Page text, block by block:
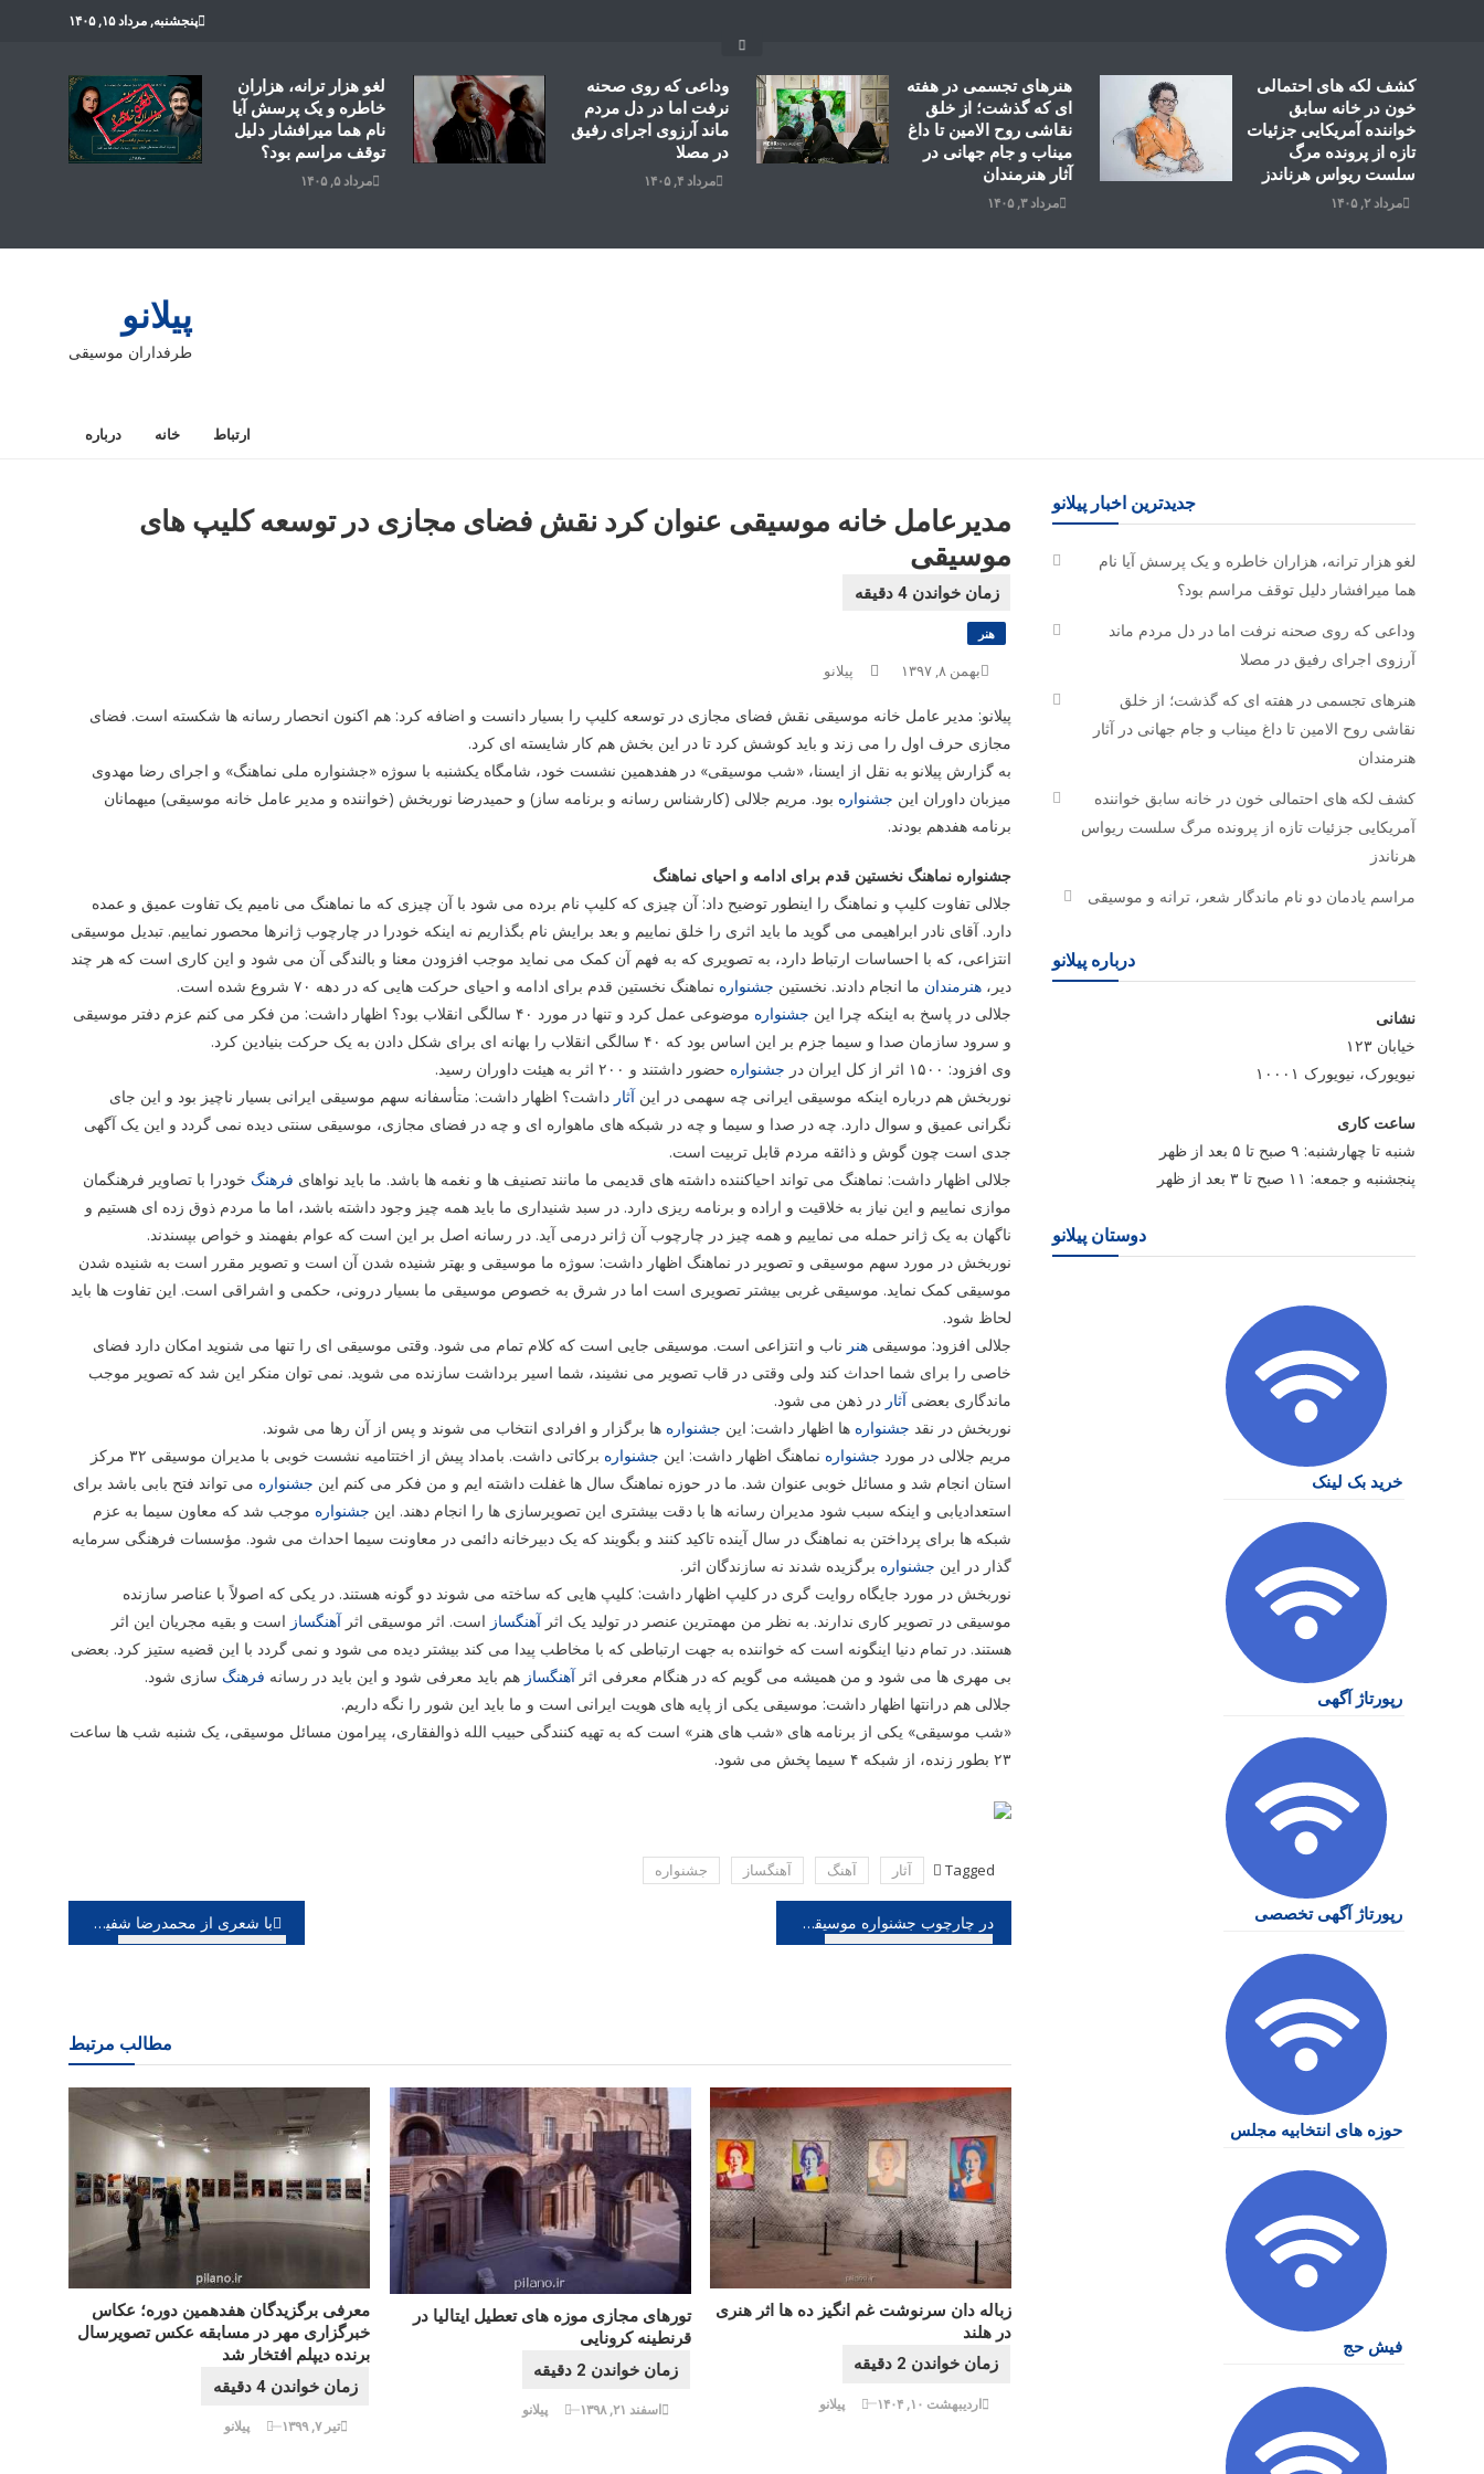
پنجشنبه, مرداد ۱۵, ۱۴۰۵
لغو هزار ترانه، هزاران
خاطره و یک پرسش آیا
نام هما میرافشار دلیل
توقف مراسم بود؟
مرداد ۵, ۱۴۰۵
وداعی که روی صحنه
نرفت اما در دل مردم
ماند آرزوی اجرای رفیق
در مصلا
مرداد ۴, ۱۴۰۵
هنرهای تجسمی در هفته
ای که گذشت؛ از خلق
نقاشی روح الامین تا داغ
میناب و جام جهانی در
آثار هنرمندان
مرداد ۳, ۱۴۰۵
کشف لکه های احتمالی
خون در خانه سابق
خواننده آمریکایی جزئیات
تازه از پرونده مرگ
سلست ریواس هرناندز
مرداد ۲, ۱۴۰۵
پیلانو
طرفداران موسیقی
ارتباط خانه درباره
مدیرعامل خانه موسیقی عنوان کرد نقش فضای مجازی در توسعه کلیپ های
موسیقی
هنر
بهمن ۸, ۱۳۹۷ پیلانو
پیلانو: مدیر عامل خانه موسیقی نقش فضای مجازی در توسعه کلیپ را بسیار دانست و اضافه کرد: هم اکنون انحصار رسانه ها شکسته است. فضای
مجازی حرف اول را می زند و باید کوشش کرد تا در این بخش هم کار شایسته ای کرد.
به گزارش پیلانو به نقل از ایسنا، «شب موسیقی» در هفدهمین نشست خود، شامگاه یکشنبه با سوژه «جشنواره ملی نماهنگ» و اجرای رضا مهدوی
میزبان داوران این جشنواره بود. مریم جلالی (کارشناس رسانه و برنامه ساز) و حمیدرضا نوربخش (خواننده و مدیر عامل خانه موسیقی) میهمانان
برنامه هفدهم بودند.
جشنواره نماهنگ نخستین قدم برای ادامه و احیای نماهنگ
جلالی تفاوت کلیپ و نماهنگ را اینطور توضیح داد: آن چیزی که کلیپ نام برده می شود با آن چیزی که ما نماهنگ می نامیم یک تفاوت عمیق و عمده
دارد. آقای نادر ابراهیمی می گوید ما باید اثری را خلق نماییم و بعد برایش نام بگذاریم نه اینکه خودرا در چارچوب ژانرها محصور نماییم. تبدیل موسیقی
انتزاعی، که با احساسات ارتباط دارد، به تصویری که به فهم آن کمک می نماید موجب افزودن معنا و بالندگی آن می شود و این کاری است که هر چند
دیر، هنرمندان ما انجام دادند. نخستین جشنواره نماهنگ نخستین قدم برای ادامه و احیای حرکت هایی که در دهه ۷۰ شروع شده است.
جلالی در پاسخ به اینکه چرا این جشنواره
موضوعی عمل کرد و تنها در مورد ۴۰ سالگی انقلاب بود؟ اظهار داشت: من فکر می کنم عزم دفتر موسیقی
و سرود سازمان صدا و سیما جزم بر این اساس بود که ۴۰ سالگی انقلاب را بهانه ای برای شکل دادن به یک حرکت بنیادین کرد.
وی افزود: ۱۵۰۰ اثر از کل ایران در
جشنواره حضور داشتند و ۲۰۰ اثر به هیئت داوران رسید.
نوربخش هم درباره اینکه موسیقی ایرانی چه سهمی در اینآثار داشت؟ اظهار داشت: متأسفانه سهم موسیقی ایرانی بسیار ناچیز بود و این جای
نگرانی عمیق و سوال دارد. چه در صدا و سیما و چه در شبکه های ماهواره ای و چه در فضای مجازی، موسیقی سنتی دیده نمی گردد و این یک آگهی
جدی است چون گوش و ذائقه مردم قابل تربیت است.
جلالی اظهار داشت: نماهنگ می تواند احیاکننده داشته های قدیمی ما مانند تصنیف ها و نغمه ها باشد. ما باید نواهای فرهنگ خودرا با تصاویر فرهنگمان
موازی نماییم و این نیاز به خلاقیت و اراده و برنامه ریزی دارد. در سبد شنیداری ما باید همه چیز وجود داشته باشد، اما ما مردم ذوق زده ای هستیم و
ناگهان به یک ژانر حمله می نماییم و همه چیز در چارچوب آن ژانر درمی آید. در رسانه اصل بر این است که عوام بفهمند و خواص بپسندند.
نوربخش در مورد سهم موسیقی و تصویر در نماهنگ اظهار داشت: سوژه ما موسیقی و بهتر شنیده شدن آن است و تصویر مقرر است به شنیده شدن
موسیقی کمک نماید. موسیقی غربی بیشتر تصویری است اما در شرق به خصوص موسیقی ما بسیار درونی، حکمی و اشراقی است. این تفاوت ها باید
لحاظ شود.
جلالی افزود: موسیقی هنر ناب و انتزاعی است. موسیقی جایی است که کلام تمام می شود. وقتی موسیقی ای را تنها می شنوید امکان دارد فضای
خاصی را برای شما احداث کند ولی وقتی در قاب تصویر می نشیند، شما اسیر برداشت سازنده می شوید. نمی توان منکر این شد که تصویر موجب
ماندگاری بعضیآثار در ذهن می شود.
نوربخش در نقد جشنواره ها اظهار داشت: این جشنواره ها برگزار و افرادی انتخاب می شوند و پس از آن رها می شوند.
مریم جلالی در مورد جشنواره نماهنگ اظهار داشت: این جشنواره
برکاتی داشت. بامداد پیش از اختتامیه نشست خوبی با مدیران موسیقی ۳۲ مرکز
استان انجام شد و مسائل خوبی عنوان شد. ما در حوزه نماهنگ سال ها غفلت داشته ایم و من فکر می کنم این جشنواره می تواند فتح بابی باشد برای
استعدادیابی و اینکه سبب شود مدیران رسانه ها با دقت بیشتری این تصویرسازی ها را انجام دهند. این جشنواره موجب شد که معاون سیما به عزم
شبکه ها برای پرداختن به نماهنگ در سال آینده تاکید کنند و بگویند که یک دبیرخانه دائمی در معاونت سیما احداث می شود. مؤسسات فرهنگی سرمایه
گذار در این جشنواره برگزیده شدند نه سازندگان اثر.
نوربخش در مورد جایگاه روایت گری در کلیپ اظهار داشت: کلیپ هایی که ساخته می شوند دو گونه هستند. در یکی که اصولاً با عناصر سازنده
موسیقی در تصویر کاری ندارند. به نظر من مهمترین عنصر در تولید یک اثرآهنگساز است. اثر موسیقی اثرآهنگساز است و بقیه مجریان این اثر
هستند. در تمام دنیا اینگونه است که خواننده به جهت ارتباطی که با مخاطب پیدا می کند بیشتر دیده می شود و نمی گردد با این قضیه ستیز کرد. بعضی
بی مهری ها می شود و من همیشه می گویم که در هنگام معرفی اثرآهنگساز هم باید معرفی شود و این باید در رسانه فرهنگ سازی شود.
جلالی هم درانتها اظهار داشت: موسیقی یکی از پایه های هویت ایرانی است و ما باید این شور را نگه داریم.
«شب موسیقی» یکی از برنامه های «شب های هنر» است که به تهیه کنندگی حبیب الله ذوالفقاری، پیرامون مسائل موسیقی، یک شنبه شب ها ساعت
۲۳ بطور زنده، از شبکه ۴ سیما پخش می شود.
Tagged آثار آهنگ آهنگساز جشنواره
راهبری
با شعری از محمدرضا شفیعی کدکنی؛ آرمان گرشاسبی قطعه جدید منتشر کرد، اثری مستقل از چارتار در چارچوب جشنواره موسیقی فجر؛ حسام اینانلو نقاشی صداها را اجرا می کند، همراهی دودوک و کمانچه
مطالب مرتبط
معرفی برگزیدگان هفدهمین دوره؛ عکاس
خبرگزاری مهر در مسابقه عکس تصویرسال
برنده دیپلم افتخار شد
تیر ۷, ۱۳۹۹ پیلانو
تورهای مجازی موزه های تعطیل ایتالیا در
قرنطینه کرونایی
اسفند ۲۱, ۱۳۹۸ پیلانو
زباله دان سرنوشت غم انگیز ده ها اثر هنری
در هلند
اردیبهشت ۱۰, ۱۴۰۴ پیلانو
جدیدترین اخبار پیلانو
لغو هزار ترانه، هزاران خاطره و یک پرسش آیا نام
هما میرافشار دلیل توقف مراسم بود؟
وداعی که روی صحنه نرفت اما در دل مردم ماند
آرزوی اجرای رفیق در مصلا
هنرهای تجسمی در هفته ای که گذشت؛ از خلق
نقاشی روح الامین تا داغ میناب و جام جهانی در آثار
هنرمندان
کشف لکه های احتمالی خون در خانه سابق خواننده
آمریکایی جزئیات تازه از پرونده مرگ سلست ریواس
هرناندز
مراسم یادمان دو نام ماندگار شعر، ترانه و موسیقی
درباره پیلانو
نشانی
خیابان ۱۲۳
نیویورک، نیویورک ۱۰۰۰۱
ساعت کاری
شنبه تا چهارشنبه: ۹ صبح تا ۵ بعد از ظهر
پنجشنبه و جمعه: ۱۱ صبح تا ۳ بعد از ظهر
دوستان پیلانو
خرید بک لینک
رپورتاژ آگهی
رپورتاژ آگهی تخصصی
حوزه های انتخابیه مجلس
فیش حج